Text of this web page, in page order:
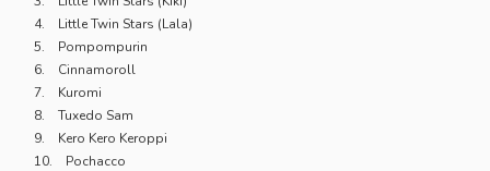
4. Little Twin Stars (Lala)
5. Pompompurin
6. Cinnamoroll
7. Kuromi
8. Tuxedo Sam
9. Kero Kero Keroppi
10. Pochacco